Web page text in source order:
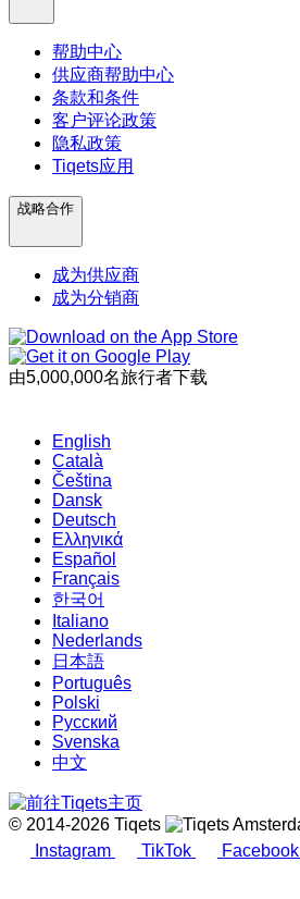
帮助中心
供应商帮助中心
条款和条件
客户评论政策
隐私政策
Tiqets应用
战略合作
成为供应商
成为分销商
由5,000,000名旅行者下载
English
Català
Čeština
Dansk
Deutsch
Ελληνικά
Español
Français
한국어
Italiano
Nederlands
日本語
Português
Polski
Русский
Svenska
中文
© 2014-2026 Tiqets
Instagram
TikTok Facebook